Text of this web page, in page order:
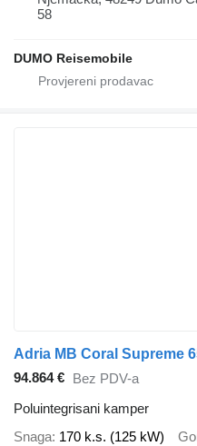
58
DUMO Reisemobile
94.864 € Bez PDV-a
Poluintegrisani kamper
Snaga 170 k.s. (125 kW)